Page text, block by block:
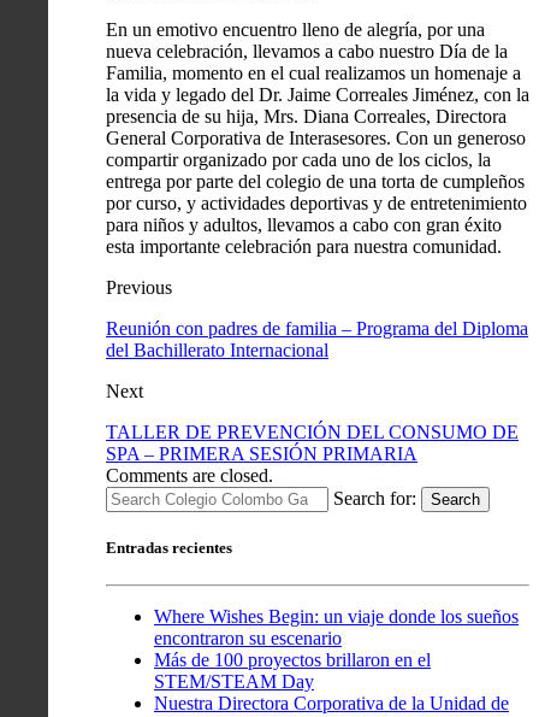
En un emotivo encuentro lleno de alegría, por una
nueva celebración, llevamos a cabo nuestro Día de la
Familia, momento en el cual realizamos un homenaje a
la vida y legado del Dr. Jaime Correales Jiménez, con la
presencia de su hija, Mrs. Diana Correales, Directora
General Corporativa de Interasesores. Con un generoso
compartir organizado por cada uno de los ciclos, la
entrega por parte del colegio de una torta de cumpleños
por curso, y actividades deportivas y de entretenimiento
para niños y adultos, llevamos a cabo con gran éxito
esta importante celebración para nuestra comunidad.
Previous
Reunión con padres de familia – Programa del Diploma
del Bachillerato Internacional
Next
TALLER DE PREVENCIÓN DEL CONSUMO DE
SPA – PRIMERA SESIÓN PRIMARIA
Comments are closed.
Search for:
Search
Entradas recientes
Where Wishes Begin: un viaje donde los sueños
encontraron su escenario
Más de 100 proyectos brillaron en el
STEM/STEAM Day
Nuestra Directora Corporativa de la Unidad de